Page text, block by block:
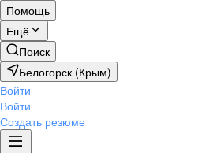
Помощь
Ещё
Поиск
Белогорск (Крым)
Войти
Войти
Создать резюме